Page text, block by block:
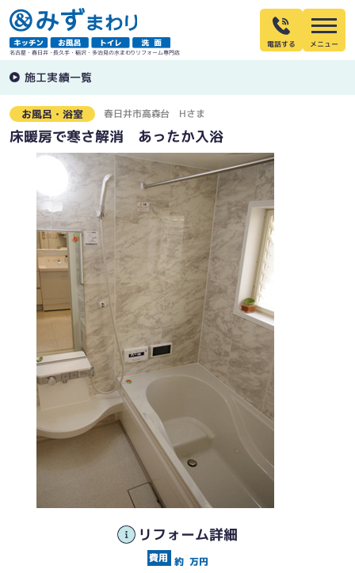
名古屋・春日井・長久手・稲沢・多治見の水まわりリフォーム専門店
電話する
施工実績一覧
お風呂・浴室 春日井市高森台 Hさま
床暖房で寒さ解消 あったか入浴
リフォーム詳細
約 万円